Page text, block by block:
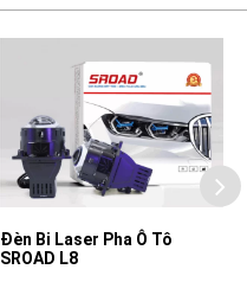
Đèn Bi Laser Pha Ô Tô
SROAD L8